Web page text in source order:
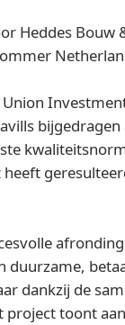
Heddes Bouw
bijgedragen
afronding
duurzame,
dankzij de
project toont